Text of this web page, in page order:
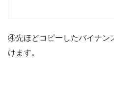
④先ほどコピーしたバイナン
けます。